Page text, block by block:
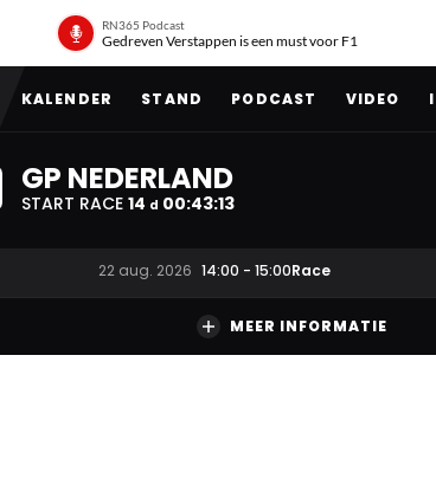
RN365 Podcast
Gedreven Verstappen is een must voor F1
KALENDER STAND PODCAST VIDEO
GP NEDERLAND
START RACE 14 d 00:43:12
22 aug. 2026 14:00 - 15:00Race
MEER INFORMATIE